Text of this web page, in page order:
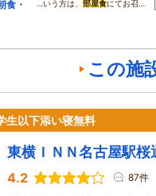
食・
…いう方は、 部屋食にてお召…
この施
生以下添い寝無料
東横ＩＮＮ名古屋駅桜
4.2 87件